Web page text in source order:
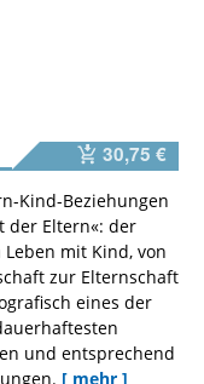
30,75 €
Kind-Beziehungen
der Eltern«: der
mit Kind, von
zur Elternschaft
eines der
und entsprechend
[ mehr ]